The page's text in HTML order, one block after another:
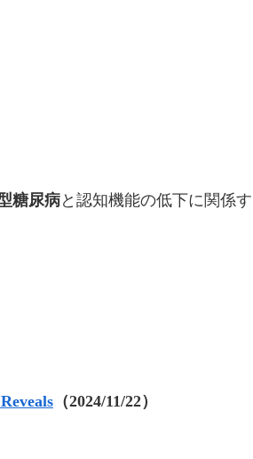
糖尿病と認知機能の低下に関係す
（2024/11/22）